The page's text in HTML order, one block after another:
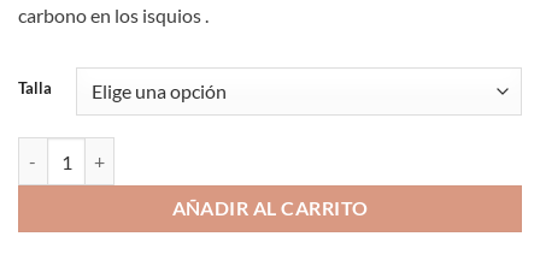
carbono en los isquios .
Talla
AÑADIR AL CARRITO